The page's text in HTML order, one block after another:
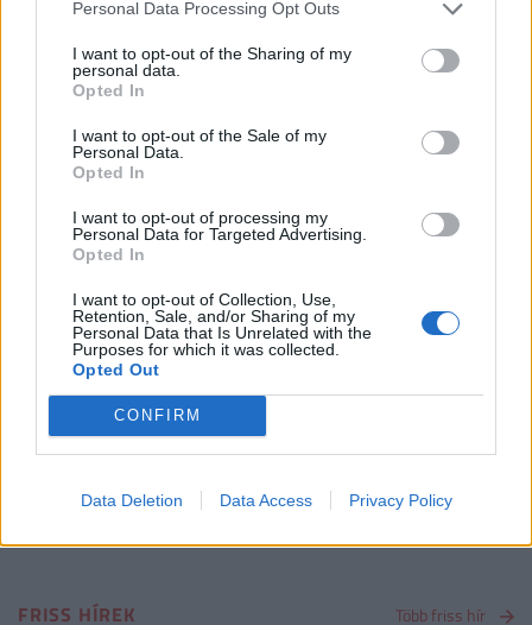
Personal Data Processing Opt Outs
I want to opt-out of the Sharing of my
personal data.
Opted In
I want to opt-out of the Sale of my
Personal Data.
Opted In
I want to opt-out of processing my
Personal Data for Targeted Advertising.
Opted In
I want to opt-out of Collection, Use,
Retention, Sale, and/or Sharing of my
Personal Data that Is Unrelated with the
Purposes for which it was collected.
Opted Out
CONFIRM
Data Deletion Data Access Privacy Policy
centikre voltak a milliárdoktól
Kihúzták az Eurojackpot 16. heti pénteki nyerőszámait.
Két magyar ébredt milliomosként, összesen több mint 16
PÉNZCENTRUM| 2026. április 15. 21:05
A Skandináv lottó nyerőszámai a 16. héten
Vajon rámosolygott valakire ma a szerencse a Skandináv
lottón, és hazavitte a főnyereményt? Mutatjuk a friss
PÉNZCENTRUM| 2026. április 8. 21:00
A Skandináv lottó nyerőszámai a 15. héten
Vajon rámosolygott valakire ma a szerencse, és hazavitte
a kétszázmilliós várható főnyereményt? Mutatjuk a
nyerőszámokat!
1 4 5 6 7
FRISS HÍREK Több friss hír